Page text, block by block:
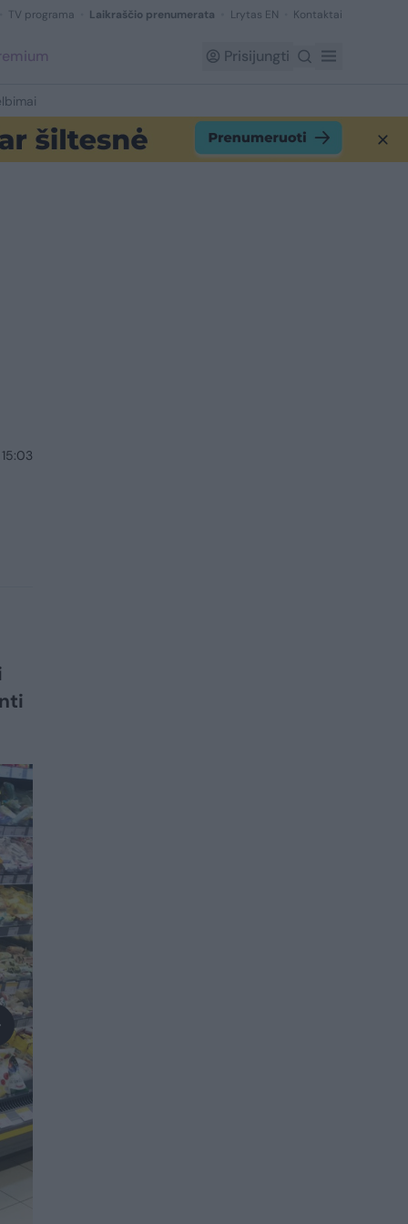
TV programa Laikraščio prenumerata Lrytas EN Kontaktai
Prisijungti